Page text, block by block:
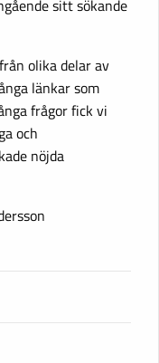
sitt sökande
olika delar av
länkar som
frågor fick vi
och
nöjda